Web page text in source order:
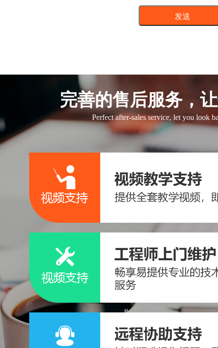
完善的售后服务，
Perfect after-sales service, let you look